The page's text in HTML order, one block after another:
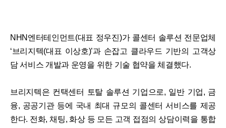
NHN엔터테인먼트(대표 정우진)가 콜센터 솔루션 전문업체
‘브리지텍(대표 이상호)’과 손잡고 클라우드 기반의 고객상
담 서비스 개발과 운영을 위한 기술 협약을 체결했다.
브리지텍은 컨택센터 토탈 솔루션 기업으로, 일반 기업, 금
융, 공공기관 등에 국내 최대 규모의 콜센터 서비스를 제공
한다. 전화, 채팅, 화상 등 모든 고객 접점의 상담이력을 통합